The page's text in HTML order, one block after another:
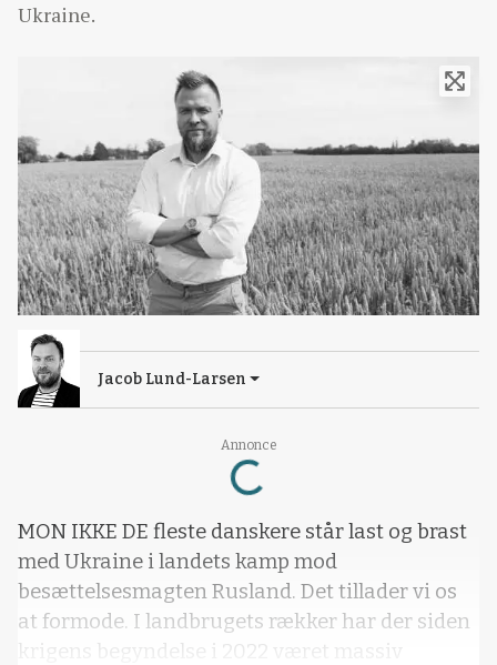
Annonce
Loading...
Ukraine.
Jacob Lund-Larsen
MON IKKE DE fleste danskere står last og brast
med Ukraine i landets kamp mod
besættelsesmagten Rusland. Det tillader vi os
at formode. I landbrugets rækker har der siden
krigens begyndelse i 2022 været massiv